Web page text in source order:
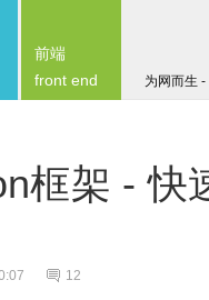
为网而生
前端
front end
框架 - 快
12